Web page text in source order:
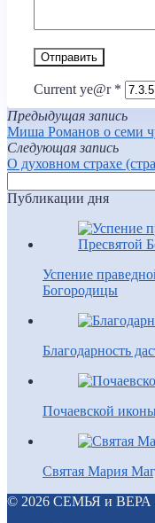
Current ye@r *
Предыдущая запись
Миша Романов о семи
Следующая запись
О духовном страхе
Публикации дня
Успение
Богородицы
Благодарность
Почаевской
Святая Мария
© 2026 СЕМЬЯ и ВЕРА